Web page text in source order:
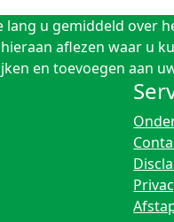
u gemiddeld over
aflezen waar u
en toevoegen aan